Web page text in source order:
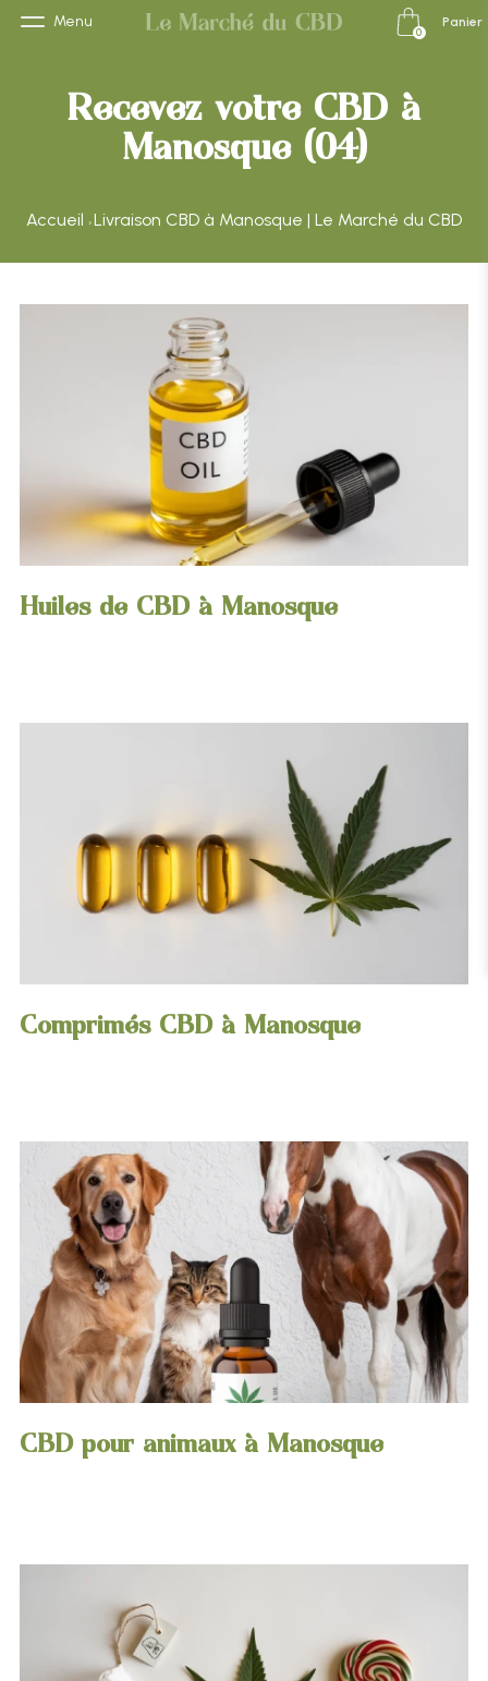
Menu
0
Panier
Recevez votre CBD à
Manosque (04)
Accueil ›Livraison CBD à Manosque | Le Marché du CBD
Huiles de CBD à Manosque
Comprimés CBD à Manosque
CBD pour animaux à Manosque